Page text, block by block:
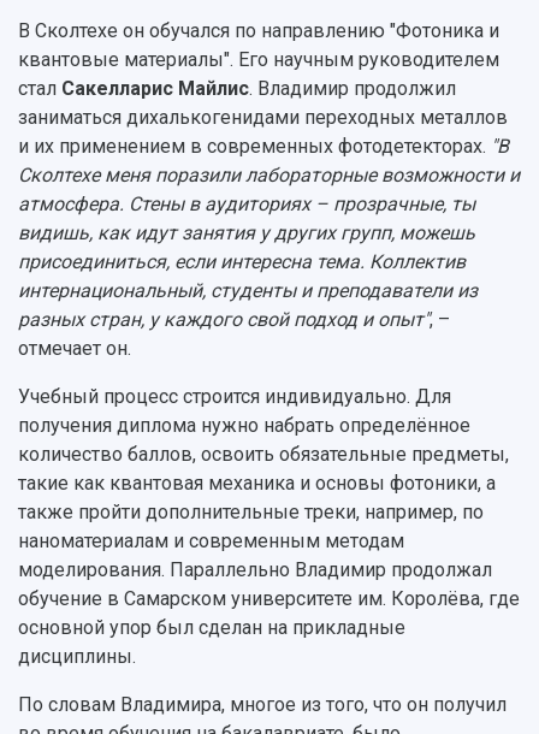
В Сколтехе он обучался по направлению "Фотоника и
квантовые материалы". Его научным руководителем
стал Сакелларис Майлис. Владимир продолжил
заниматься дихалькогенидами переходных металлов
и их применением в современных фотодетекторах. "В
Сколтехе меня поразили лабораторные возможности и
атмосфера. Стены в аудиториях – прозрачные, ты
видишь, как идут занятия у других групп, можешь
присоединиться, если интересна тема. Коллектив
интернациональный, студенты и преподаватели из
разных стран, у каждого свой подход и опыт", –
отмечает он.
Учебный процесс строится индивидуально. Для
получения диплома нужно набрать определённое
количество баллов, освоить обязательные предметы,
такие как квантовая механика и основы фотоники, а
также пройти дополнительные треки, например, по
наноматериалам и современным методам
моделирования. Параллельно Владимир продолжал
обучение в Самарском университете им. Королёва, где
основной упор был сделан на прикладные
дисциплины.
По словам Владимира, многое из того, что он получил